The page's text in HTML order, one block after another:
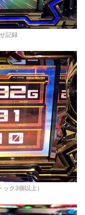
記録
ク3個以上）